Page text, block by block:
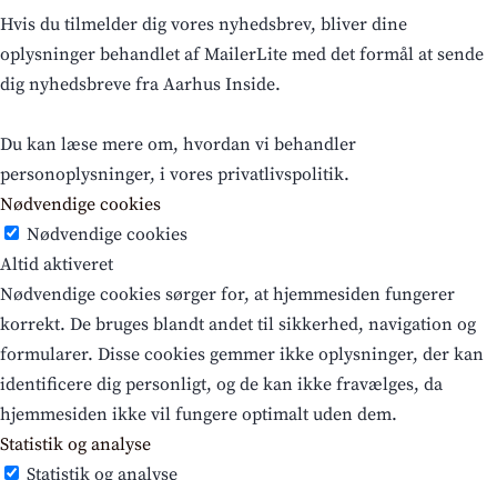
Hvis du tilmelder dig vores nyhedsbrev, bliver dine
oplysninger behandlet af MailerLite med det formål at sende
dig nyhedsbreve fra Aarhus Inside.
Du kan læse mere om, hvordan vi behandler
personoplysninger, i vores privatlivspolitik.
Nødvendige cookies
Nødvendige cookies
Altid aktiveret
Nødvendige cookies sørger for, at hjemmesiden fungerer
korrekt. De bruges blandt andet til sikkerhed, navigation og
formularer. Disse cookies gemmer ikke oplysninger, der kan
identificere dig personligt, og de kan ikke fravælges, da
hjemmesiden ikke vil fungere optimalt uden dem.
Statistik og analyse
Statistik og analyse